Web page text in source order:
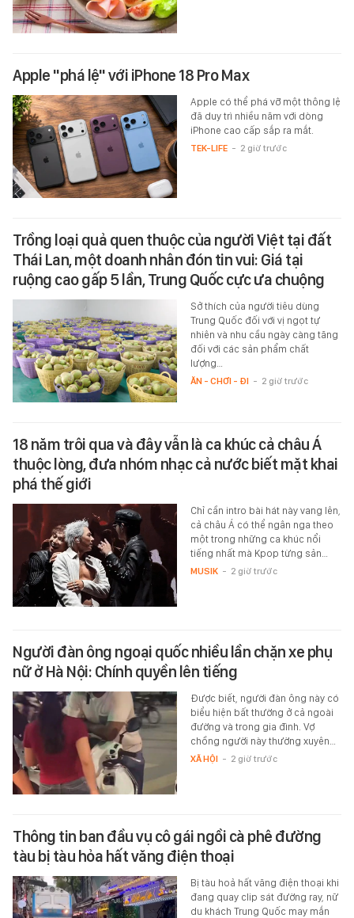
Apple "phá lệ" với iPhone 18 Pro Max
Apple có thể phá vỡ một thông lệ
đã duy trì nhiều năm với dòng
iPhone cao cấp sắp ra mắt.
TEK-LIFE - 2 giờ trước
Trồng loại quả quen thuộc của người Việt tại đất
Thái Lan, một doanh nhân đón tin vui: Giá tại
ruộng cao gấp 5 lần, Trung Quốc cực ưa chuộng
Sở thích của người tiêu dùng
Trung Quốc đối với vị ngọt tự
nhiên và nhu cầu ngày càng tăng
đối với các sản phẩm chất
lượng…
ĂN - CHƠI - ĐI - 2 giờ trước
18 năm trôi qua và đây vẫn là ca khúc cả châu Á
thuộc lòng, đưa nhóm nhạc cả nước biết mặt khai
phá thế giới
Chỉ cần intro bài hát này vang lên,
cả châu Á có thể ngân nga theo
một trong những ca khúc nổi
tiếng nhất mà Kpop từng sản…
MUSIK - 2 giờ trước
Người đàn ông ngoại quốc nhiều lần chặn xe phụ
nữ ở Hà Nội: Chính quyền lên tiếng
Được biết, người đàn ông này có
biểu hiện bất thường ở cả ngoài
đường và trong gia đình. Vợ
chồng người này thường xuyên…
XÃ HỘI - 2 giờ trước
Thông tin ban đầu vụ cô gái ngồi cà phê đường
tàu bị tàu hỏa hất văng điện thoại
Bị tàu hoả hất văng điện thoại khi
đang quay clip sát đường ray, nữ
du khách Trung Quốc may mắn